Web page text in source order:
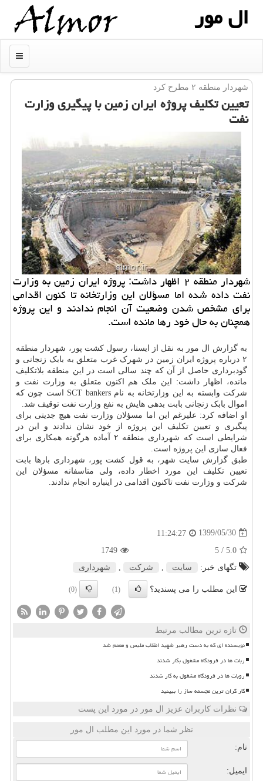
ال مور
منو
شهردار منطقه ۲ مطرح كرد
تعیین تكلیف پروژه ایران زمین با پیگیری وزارت
نفت
شهردار منطقه ۲ اظهار داشت: پروژه ایران زمین به وزارت
نفت داده شده اما مسؤلان این وزارتخانه تا كنون اقدامی
برای مشخص شدن وضعیت آن انجام ندادند و این پروژه
همچنان به حال خود رها مانده است.
به گزارش ال مور به نقل از ایسنا، رسول کشت پور، شهردار منطقه
۲ درباره پروژه ایران زمین در شهرک غرب متعلق به بابک زنجانی و
گودبرداری حاصل از آن که چند سالی است در این منطقه بلاتکلیف
مانده، اظهار داشت: این ملک هم اکنون متعلق به وزارت نفت و
شرکت وابسته به این وزارتخانه به نام SCT bankers است چون که
اموال بابک زنجانی بابت بدهی هایش به نفع وزارت نفت توقیف شد.
او اضافه کرد: علیرغم این اما مسؤلان وزارت نفت هیچ جدیتی برای
پیگیری و تعیین تکلیف این پروژه از خود نشان ندادند و این در
شرایطی است که شهرداری منطقه ۲ آماده هرگونه همکاری برای
فعال سازی این پروژه است.
طبق گزارش سایت شهر، به قول کشت پور، شهرداری بارها بابت
تعیین تکلیف این مورد اخطار داده، ولی متاسفانه مسؤلان این
شرکت و وزارت نفت تاکنون اقدامی در اینباره انجام ندادند.
1399/05/30
11:24:27
5.0
/ 5
1749
تگهای خبر:
سایت , شركت , شهرداری
این مطلب را می پسندید؟ (1)
(0)
تازه ترین مطالب مرتبط
نویسنده ای که به دست رهبر شهید انقلاب ملبس و معمم شد
ربات ها در فرودگاه مشغول بکار شدند
روبات ها در فرودگاه مشغول به کار شدند
کار گران ترین مجسمه ساز را ببینید
نظرات کاربران عزیز ال مور در مورد این پست
نظر شما در مورد این مطلب ال مور
نام:
ایمیل: